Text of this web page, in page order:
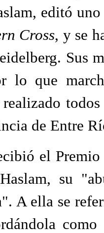
editó
Cross, y se
Sus
lo que
realizado
de Entre
el
su
A ella se
como